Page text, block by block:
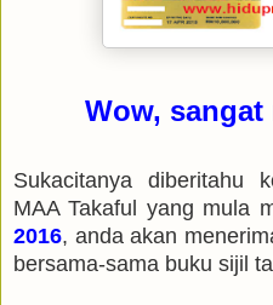
Wow,
Sukacitanya diberitahu
MAA Takaful yang mula
2016, anda akan
bersama-sama buku sijil